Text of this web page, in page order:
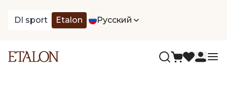
DI sport Etalon Русский